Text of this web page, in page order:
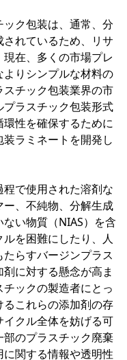
ク包装は、通常、分
れているため、リサ
在、多くの市場プレ
りシンプルな材料の
チック包装業界の市
ラスチック包装形式
性を確保するために
ラミネートを開発し
で使用された溶剤な
、不純物、分解生成
い物質（NIAS）を含
を困難にしたり、人
らすバージンプラス
に対する懸念が高ま
ックの製造者にとっ
これらの添加剤の存
クル全体を妨げる可
のプラスチック廃棄
関する情報や透明性